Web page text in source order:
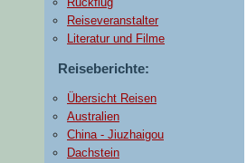
Reiseveranstalter
Literatur und Filme
Reiseberichte:
Übersicht Reisen
Australien
China - Jiuzhaigou
Dachstein